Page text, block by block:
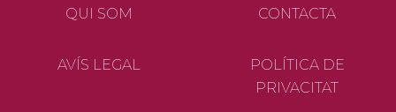
QUI SOM CONTACTA
AVÍS LEGAL
POLÍTICA DE
PRIVACITAT